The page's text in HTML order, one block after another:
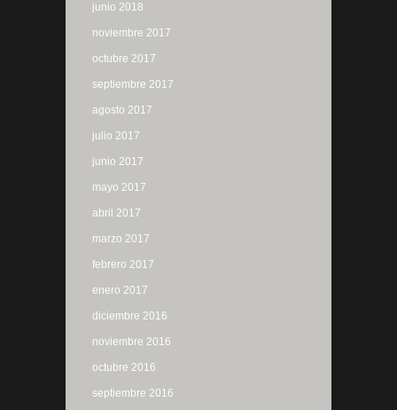
junio 2018
noviembre 2017
octubre 2017
septiembre 2017
agosto 2017
julio 2017
junio 2017
mayo 2017
abril 2017
marzo 2017
febrero 2017
enero 2017
diciembre 2016
noviembre 2016
octubre 2016
septiembre 2016